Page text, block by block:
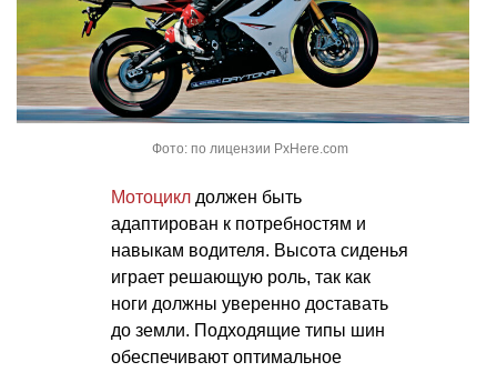
Фото: по лицензии PxHere.com
Мотоцикл должен быть
адаптирован к потребностям и
навыкам водителя. Высота сиденья
играет решающую роль, так как
ноги должны уверенно доставать
до земли. Подходящие типы шин
обеспечивают оптимальное